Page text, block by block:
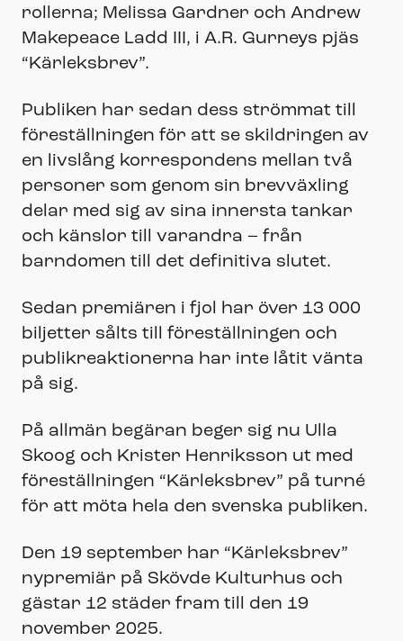
rollerna; Melissa Gardner och Andrew
Makepeace Ladd III, i A.R. Gurneys pjäs
“Kärleksbrev”.
Publiken har sedan dess strömmat till
föreställningen för att se skildringen av
en livslång korrespondens mellan två
personer som genom sin brevväxling
delar med sig av sina innersta tankar
och känslor till varandra – från
barndomen till det definitiva slutet.
Sedan premiären i fjol har över 13 000
biljetter sålts till föreställningen och
publikreaktionerna har inte låtit vänta
på sig.
På allmän begäran beger sig nu Ulla
Skoog och Krister Henriksson ut med
föreställningen “Kärleksbrev” på turné
för att möta hela den svenska publiken.
Den 19 september har “Kärleksbrev”
nypremiär på Skövde Kulturhus och
gästar 12 städer fram till den 19
november 2025.